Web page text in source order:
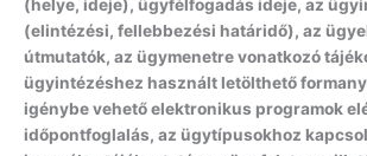
(helye, ideje), ügyfélfogadás ideje, az
(elintézési, fellebbezési határidő), az
útmutatók, az ügymenetre vonatkozó
ügyintézéshez használt letölthető
igénybe vehető elektronikus programok
időpontfoglalás, az ügytípusokhoz